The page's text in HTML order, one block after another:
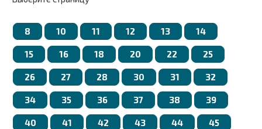
8 10 11 12 13 14
15 16 18 20 22 25
26 27 28 30 31 32
34 35 36 37 38 39
40 41 42 43 44 45